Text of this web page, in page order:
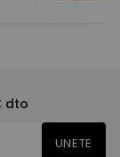
dto
UNETE